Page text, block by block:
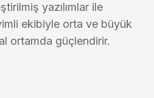
yazılımlar ile
ekibiyle orta ve büyük
ortamda güçlendirir.